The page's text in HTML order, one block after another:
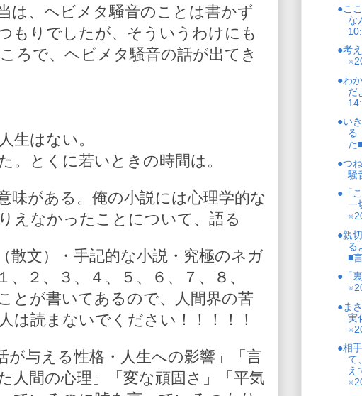
は、ヘビメタ騒音のことは書かず
もりでしたが、そういうわけにも
ろで、ヘビメタ騒音の話が出てき
生はない。
。とくに若いときの時間は。
味がある。俺の小説には心理学的な
えなかったことについて、語る
散文）・手記的な小説・究極のネガ
２、３、４、５、６、７、８、
とが書いてあるので、人間界の苦
は読まないでください！！！！！
が与える性格・人生への影響」「言
人間の心理」「変な頑固さ」「平気
●こ
な
●考
●わ
だ
●い
る
た
●つ
騒
●「
一
●親
る
■
●「
●ま
実
●相
て
え